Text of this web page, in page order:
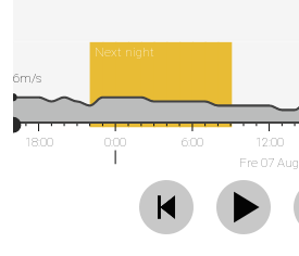
Next night
18:00 0:00 6:00
12:00
Fre 07 Aug
6m/s